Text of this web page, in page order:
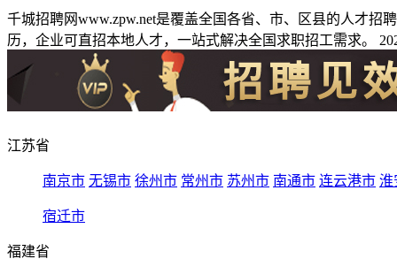
千城招聘网www.zpw.net是覆盖全国各省、市、区县的人才
历，企业可直招本地人才，一站式解决全国求职招工需求。
江苏省
南京市 无锡市 徐州市 常州市 苏州市 南通市 连云港市 淮
宿迁市
福建省